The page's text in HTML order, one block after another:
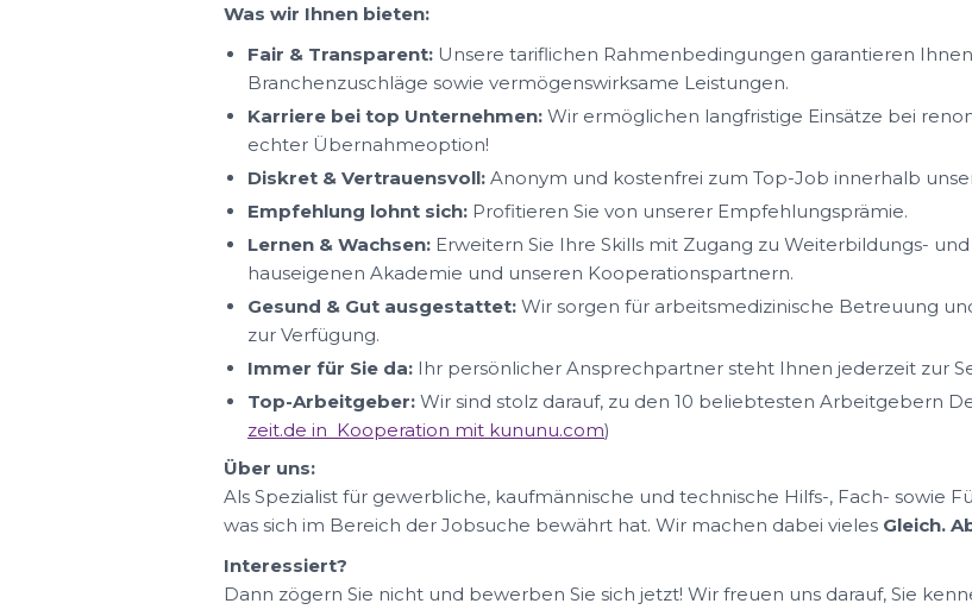
Was wir Ihnen bieten:
Fair & Transparent: Unsere tariflichen Rahmenbedingungen garantieren
Branchenzuschläge sowie vermögenswirksame Leistungen.
Karriere bei top Unternehmen: Wir ermöglichen langfristige Einsätze bei
echter Übernahmeoption!
Diskret & Vertrauensvoll: Anonym und kostenfrei zum Top-Job innerhalb
Empfehlung lohnt sich: Profitieren Sie von unserer Empfehlungsprämie.
Lernen & Wachsen: Erweitern Sie Ihre Skills mit Zugang zu Weiterbildungs-
hauseigenen Akademie und unseren Kooperationspartnern.
Gesund & Gut ausgestattet: Wir sorgen für arbeitsmedizinische Betreuung
zur Verfügung.
Immer für Sie da: Ihr persönlicher Ansprechpartner steht Ihnen jederzeit zur
Top-Arbeitgeber: Wir sind stolz darauf, zu den 10 beliebtesten Arbeitgebern
zeit.de in Kooperation mit kununu.com)
Über uns:
Als Spezialist für gewerbliche, kaufmännische und technische Hilfs-, Fach- sowie
was sich im Bereich der Jobsuche bewährt hat. Wir machen dabei vieles Gleich.
Interessiert?
Dann zögern Sie nicht und bewerben Sie sich jetzt! Wir freuen uns darauf, Sie